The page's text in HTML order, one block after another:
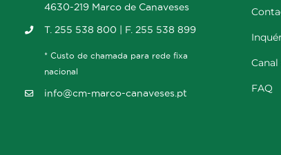
4630-219 Marco de Canaveses
T. 255 538 800 | F. 255 538 899
* Custo de chamada para rede fixa
nacional
info@cm-marco-canaveses.pt FAQ